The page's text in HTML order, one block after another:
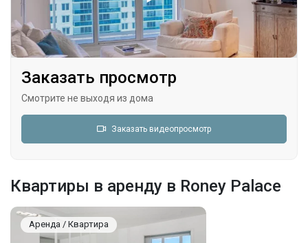
Заказать просмотр
Смотрите не выходя из дома
Заказать видеопросмотр
Квартиры в аренду в Roney Palace
Аренда / Квартира